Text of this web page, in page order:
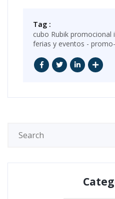
Tag :
cubo Rubik
ferias y eventos -